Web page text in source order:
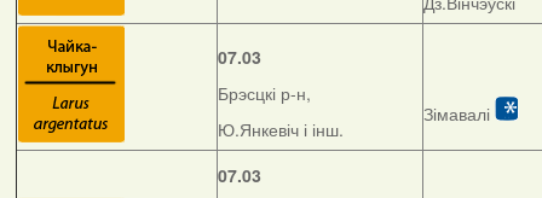
07.03
Брэсцкі р-н,
Ю.Янкевіч і інш.
Зімавалі
07.03